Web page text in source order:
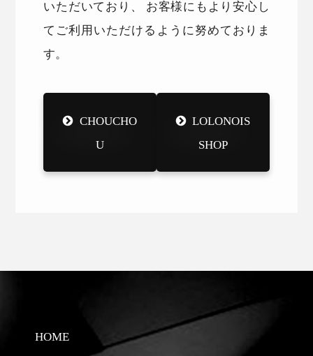
いただいており、 お客様にもより安心し
てご利用いただけるように努めておりま
す。
CHOUCHO
U
LOLONOIS
SHOP
HOME